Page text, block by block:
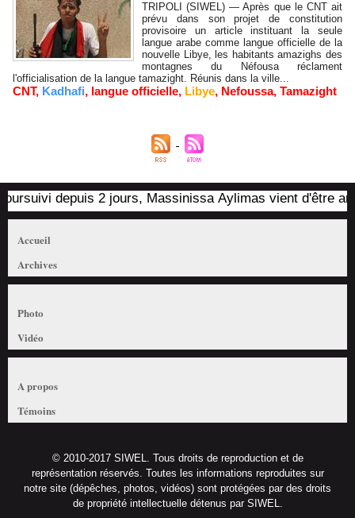
TRIPOLI (SIWEL) — Après que le CNT ait
prévu dans son projet de constitution
provisoire un article instituant la seule
langue arabe comme langue officielle de la
nouvelle Libye, les habitants amazighs des
montagnes du Néfousa réclament
l'officialisation de la langue tamazight. Réunis dans la ville...
CNT, Kadhafi, langue officielle, Libye, Nefoussa, Tamazight
depuis 2 jours, Massinissa Aylimas vient d'être
Accueil
Archives
Photo
Vidéo
A propos
Témoins
© 2010-2017 SIWEL. Tous droits de reproduction et de
représentation réservés. Toutes les informations reproduites sur
notre site (dépêches, photos, vidéos) sont protégées par des droits
de propriété intellectuelle détenus par SIWEL.